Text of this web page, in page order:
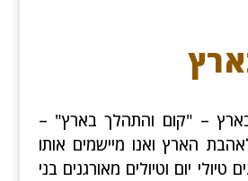
בארץ – "קום והתהלך בארץ" –
הארץ ואנו מיישמים אותו
טיולי יום וטיולים מאורגנים בני